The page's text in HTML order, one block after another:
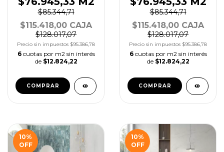
$85.344,71
$115.418,00 CAJA
$128.017,07
Precio sin impuestos $95.386,78
6 cuotas por m2 sin interés
de $12.824,22
COMPRAR
$85.344,71
$115.418,00 CAJA
$128.017,07
Precio sin impuestos $95.386,78
6 cuotas por m2 sin interés
de $12.824,22
COMPRAR
10%
OFF
10%
OFF